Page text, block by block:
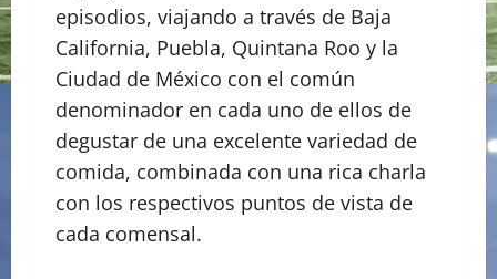
episodios, viajando a través de Baja
California, Puebla, Quintana Roo y la
Ciudad de México con el común
denominador en cada uno de ellos de
degustar de una excelente variedad de
comida, combinada con una rica charla
con los respectivos puntos de vista de
cada comensal.